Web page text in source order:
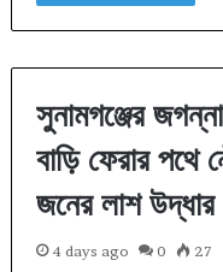
সুনামগঞ্জের
বাড়ি ফেরার
জনের লাশ
4 days ago 0 27